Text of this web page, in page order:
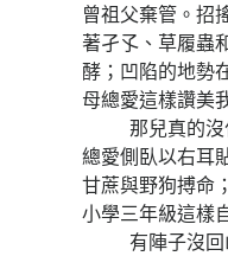
曾祖父棄管。招
著孑孓、草履蟲
酵；凹陷的地勢
母總愛這樣讚美
那兒真的沒什
總愛側臥以右耳
甘蔗與野狗搏命
小學三年級這樣
有陣子沒回山